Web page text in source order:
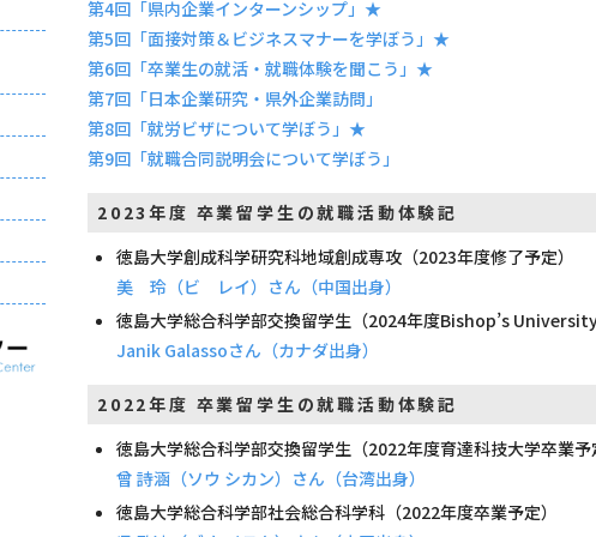
第4回「県内企業インターンシップ」★
第5回「面接対策＆ビジネスマナーを学ぼう」★
第6回「卒業生の就活・就職体験を聞こう」★
第7回「日本企業研究・県外企業訪問」
第8回「就労ビザについて学ぼう」★
第9回「就職合同説明会について学ぼう」
2023年度 卒業留学生の就職活動体験記
徳島大学創成科学研究科地域創成専攻（2023年度修了予定）
美 玲（ビ レイ）さん（中国出身）
徳島大学総合科学部交換留学生（2024年度Bishop’s University
Janik Galassoさん（カナダ出身）
2022年度 卒業留学生の就職活動体験記
徳島大学総合科学部交換留学生（2022年度育達科技大学卒業予
曾 詩涵（ソウ シカン）さん（台湾出身）
徳島大学総合科学部社会総合科学科（2022年度卒業予定）